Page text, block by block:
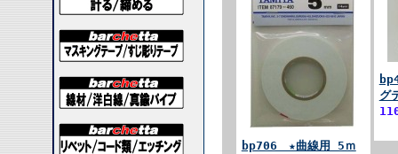
bp706 ★曲線用 5ｍ
グ